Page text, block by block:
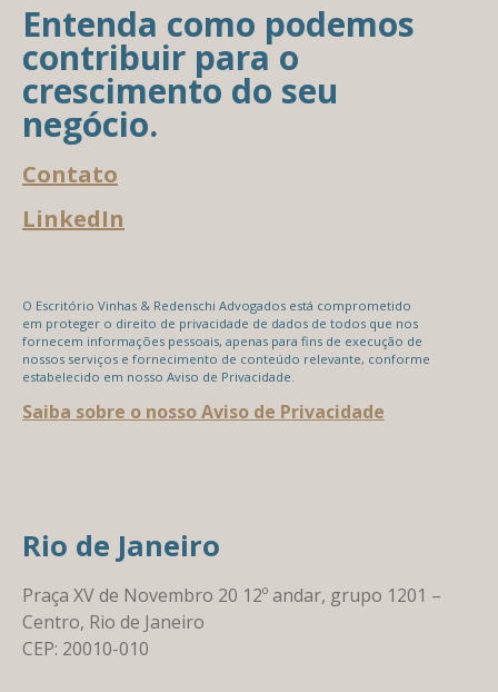
Entenda como podemos
contribuir para o
crescimento do seu
negócio.
Contato
LinkedIn
O Escritório Vinhas & Redenschi Advogados está comprometido
em proteger o direito de privacidade de dados de todos que nos
fornecem informações pessoais, apenas para fins de execução de
nossos serviços e fornecimento de conteúdo relevante, conforme
estabelecido em nosso Aviso de Privacidade.
Saiba sobre o nosso Aviso de Privacidade
Rio de Janeiro
Praça XV de Novembro 20 12º andar, grupo 1201 –
Centro, Rio de Janeiro
CEP: 20010-010